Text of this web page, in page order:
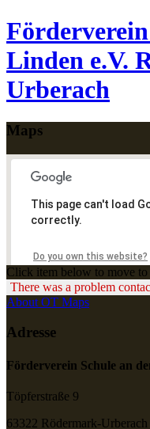
Linden e.V.
Urberach
Maps
This page can't load
correctly.
Do you own this website?
Click item below to move to
There was a problem
About OT Maps
Adresse
Förderverein Schule an
Töpferstraße 9
63322 Rödermark-Urberach